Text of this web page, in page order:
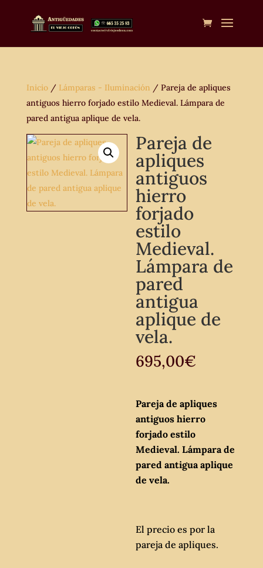
Inicio/ Lámparas - Iluminación / Pareja de apliques
antiguos hierro forjado estilo Medieval. Lámpara de
pared antigua aplique de vela.
Pareja de
apliques
antiguos
hierro
forjado
estilo
Medieval.
Lámpara de
pared
antigua
aplique de
vela.
695,00€
Pareja de apliques
antiguos hierro
forjado estilo
Medieval. Lámpara de
pared antigua aplique
de vela.
El precio es por la
pareja de apliques.